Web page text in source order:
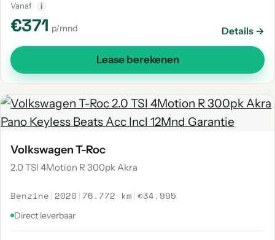
Vanaf i
€371 p/mnd Details →
Lease berekenen
Volkswagen T-Roc
2.0 TSI 4Motion R 300pk Akra
Benzine | 2020 | 76.772 km |€34.995
Direct leverbaar